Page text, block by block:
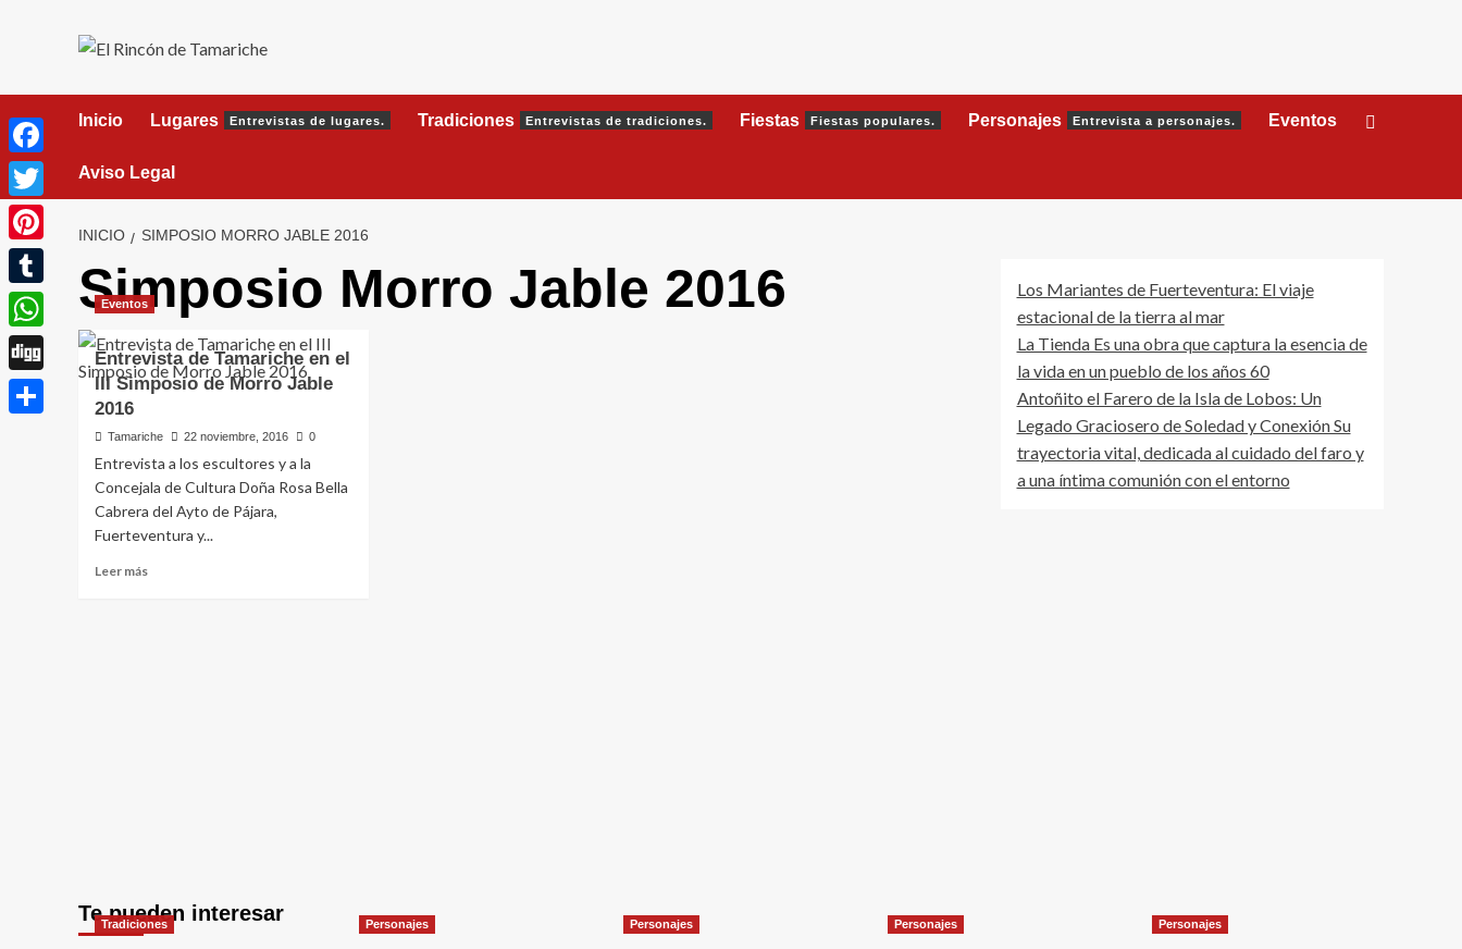
Inicio Lugares Entrevistas de lugares. Tradiciones Entrevistas de tradiciones. Fiestas Fiestas populares. Personajes Entrevista a personajes. Eventos
Aviso Legal
INICIO SIMPOSIO MORRO JABLE 2016
Simposio Morro Jable 2016
Eventos
Entrevista de Tamariche en el
III Simposio de Morro Jable
2016
Tamariche 22 noviembre, 2016 0
Entrevista a los escultores y a la
Concejala de Cultura Doña Rosa Bella
Cabrera del Ayto de Pájara,
Fuerteventura y...
Leer más
Los Mariantes de Fuerteventura: El viaje
estacional de la tierra al mar
La Tienda Es una obra que captura la esencia de
la vida en un pueblo de los años 60
Antoñito el Farero de la Isla de Lobos: Un
Legado Graciosero de Soledad y Conexión Su
trayectoria vital, dedicada al cuidado del faro y
a una íntima comunión con el entorno
Te pueden interesar
Tradiciones Personajes Personajes Personajes Personajes
Facebook
Twitter
Pinterest
Tumblr
WhatsApp
Digg